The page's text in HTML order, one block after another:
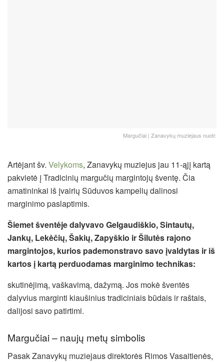
Margučiai | Zanavykų muziejaus nuotr.
Artėjant šv. Velykoms, Zanavykų muziejus jau 11-ąjį kartą
pakvietė į Tradicinių margučių margintojų šventę. Čia
amatininkai iš įvairių Sūduvos kampelių dalinosi
marginimo paslaptimis.
Šiemet šventėje dalyvavo Gelgaudiškio, Sintautų,
Jankų, Lekėčių, Šakių, Zapyškio ir Šilutės rajono
margintojos, kurios pademonstravo savo įvaldytas ir iš
kartos į kartą perduodamas marginimo technikas:
skutinėjimą, vaškavimą, dažymą. Jos mokė šventės
dalyvius marginti kiaušinius tradiciniais būdais ir raštais,
dalijosi savo patirtimi.
Margučiai – naujų metų simbolis
Pasak Zanavykų muziejaus direktorės Rimos Vasaitienės,